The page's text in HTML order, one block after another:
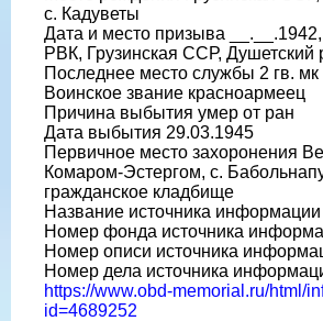
с. Кадуветы
Дата и место призыва
РВК, Грузинская ССР, Душетский
Последнее место службы 2 гв. мк
Воинское звание красноармеец
Причина выбытия умер от ран
Дата выбытия 29.03.1945
Первичное место захоронения
Комаром-Эстергом, с.
гражданское кладбище
Название источника
Номер фонда источника
Номер описи источника
Номер дела источника
https://www.obd-memorial.ru/html/
id=4689252